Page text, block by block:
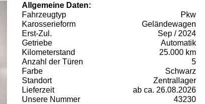
Allgemeine Daten:
Fahrzeugtyp
Pkw
Karosserieform
Geländewagen
Erst-Zul.
Sep / 2024
Getriebe
Automatik
Kilometerstand
25.000 km
Anzahl der Türen
5
Farbe
Schwarz
Standort
Zentrallager
Lieferzeit
ab ca. 26.08.2026
Unsere Nummer
43230